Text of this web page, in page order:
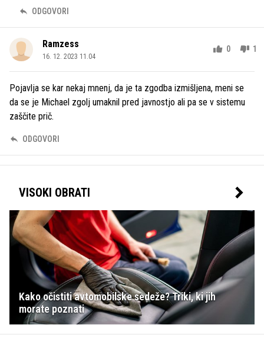
ODGOVORI
Ramzess
16. 12. 2023 11.04
0 1
Pojavlja se kar nekaj mnenj, da je ta zgodba izmišljena, meni se
da se je Michael zgolj umaknil pred javnostjo ali pa se v sistemu
zaščite prič.
ODGOVORI
VISOKI OBRATI
Kako očistiti avtomobilske sedeže? Triki, ki jih
morate poznati